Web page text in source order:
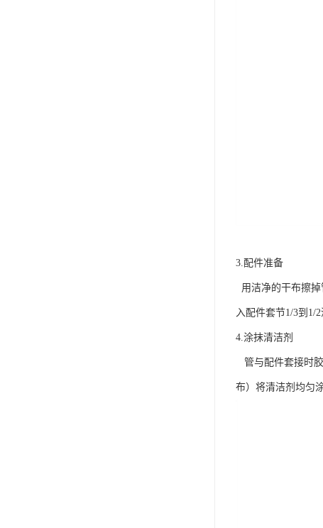
3.配件准备
用洁净的干布擦
入配件套节1/3到1/2
4.涂抹清洁剂
管与配件套接时
布）将清洁剂均匀